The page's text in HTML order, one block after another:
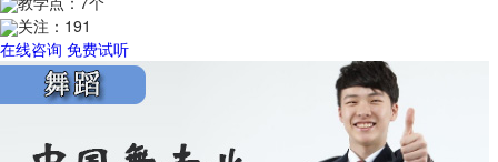
关注： 191
在线咨询 免费试听